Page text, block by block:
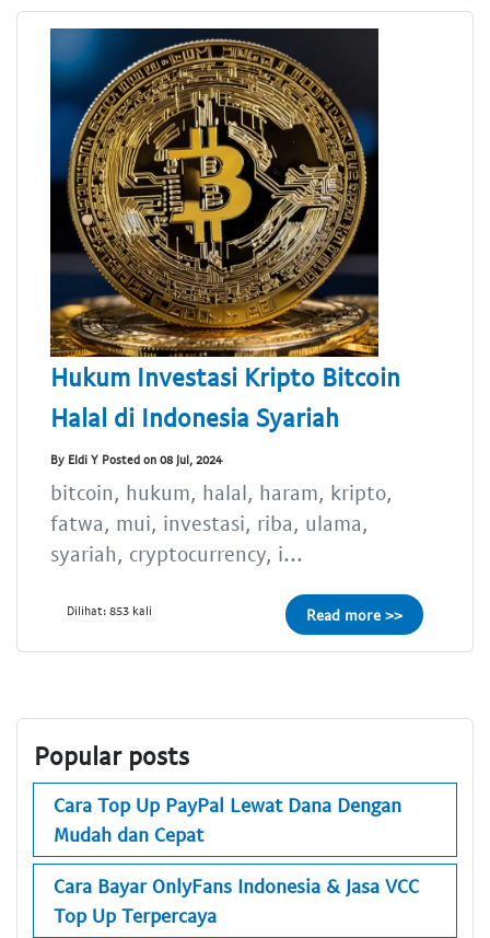
Hukum Investasi Kripto Bitcoin
Halal di Indonesia Syariah
By Eldi Y Posted on 08 Jul, 2024
bitcoin, hukum, halal, haram, kripto,
fatwa, mui, investasi, riba, ulama,
syariah, cryptocurrency, i...
Dilihat: 853 kali Read more >>
Popular posts
Cara Top Up PayPal Lewat Dana Dengan
Mudah dan Cepat
Cara Bayar OnlyFans Indonesia & Jasa VCC
Top Up Terpercaya